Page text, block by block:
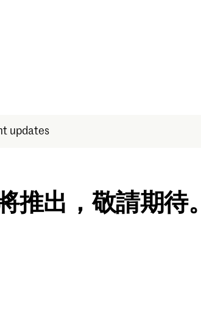
updates
推出，敬請期待。